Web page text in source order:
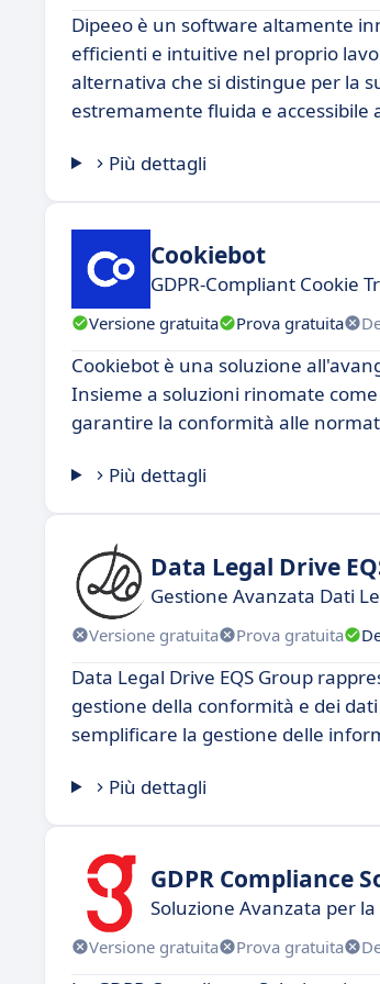
Dipeeo è un software altamente
efficienti e intuitive nel proprio
alternativa che si distingue per la
estremamente fluida e accessibile
Più dettagli
Cookiebot
GDPR-Compliant Cookie
Versione gratuita Prova gratuita
Cookiebot è una soluzione
Insieme a soluzioni rinomate
garantire la conformità alle
Più dettagli
Data Legal Drive
Gestione Avanzata Dati
Versione gratuita Prova gratuita
Data Legal Drive EQS Group
gestione della conformità e dei
semplificare la gestione delle
Più dettagli
GDPR Compliance
Soluzione Avanzata per
Versione gratuita Prova gratuita